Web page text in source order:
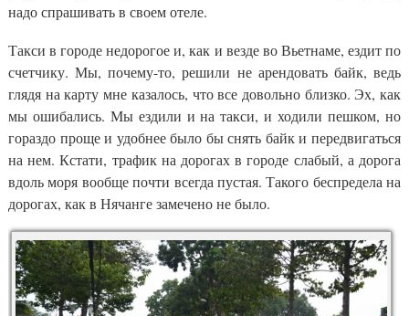
надо спрашивать в своем отеле.
Такси в городе недорогое и, как и везде во Вьетнаме, ездит по
счетчику. Мы, почему-то, решили не арендовать байк, ведь
глядя на карту мне казалось, что все довольно близко. Эх, как
мы ошибались. Мы ездили и на такси, и ходили пешком, но
гораздо проще и удобнее было бы снять байк и передвигаться
на нем. Кстати, трафик на дорогах в городе слабый, а дорога
вдоль моря вообще почти всегда пустая. Такого беспредела на
дорогах, как в Нячанге замечено не было.